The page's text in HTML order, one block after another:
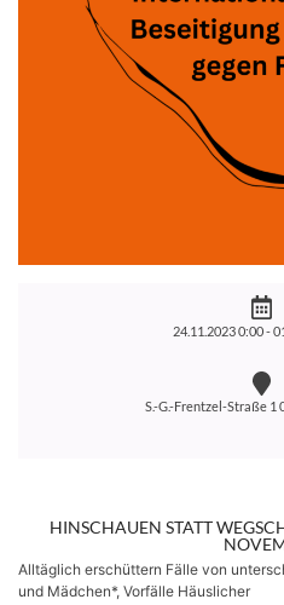
24.11.2023 0:00 -
S.-G.-Frentzel-Straße 1
HINSCHAUEN STATT
Alltäglich erschüttern Fälle von
und Mädchen*, Vorfälle Häuslicher